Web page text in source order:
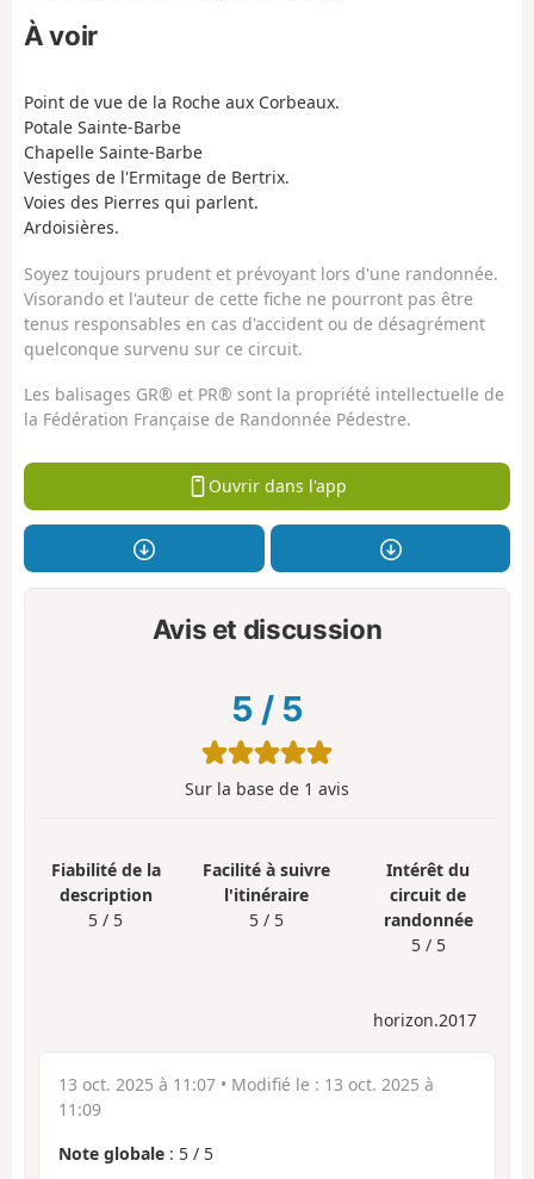
À voir
Point de vue de la Roche aux Corbeaux.
Potale Sainte-Barbe
Chapelle Sainte-Barbe
Vestiges de l'Ermitage de Bertrix.
Voies des Pierres qui parlent.
Ardoisières.
Soyez toujours prudent et prévoyant lors d'une randonnée.
Visorando et l'auteur de cette fiche ne pourront pas être
tenus responsables en cas d'accident ou de désagrément
quelconque survenu sur ce circuit.
Les balisages GR® et PR® sont la propriété intellectuelle de
la Fédération Française de Randonnée Pédestre.
Ouvrir dans l'app
Avis et discussion
5 / 5
Sur la base de 1 avis
Fiabilité de la
description
5 / 5
Facilité à suivre
l'itinéraire
5 / 5
Intérêt du
circuit de
randonnée
5 / 5
horizon.2017
13 oct. 2025 à 11:07 • Modifié le : 13 oct. 2025 à
11:09
Note globale : 5 / 5